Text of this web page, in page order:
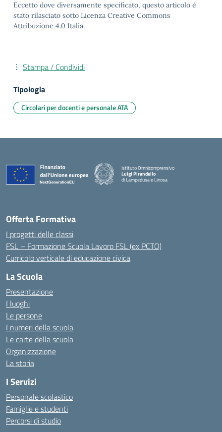
Eccetto dove diversamente specificato, questo articolo è
stato rilasciato sotto Licenza Creative Commons
Attribuzione 4.0 Italia.
Stampa / Condividi
Tipologia
Circolari per docenti e personale ATA
Istituto Omnicomprensivo
Luigi Pirandello
di Lampedusa e Linosa
Offerta Formativa
I progetti delle classi
FSL – Formazione Scuola Lavoro FSL (ex PCTO)
Curricolo verticale di educazione civica
La Scuola
Presentazione
I luoghi
Le persone
I numeri della scuola
Le carte della scuola
Organizzazione
La storia
I Servizi
Personale scolastico
Famiglie e studenti
Percorsi di studio